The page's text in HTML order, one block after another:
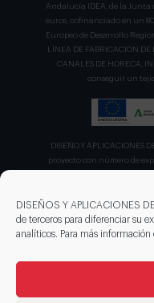
DISEÑOS Y APLICACIONES
de terceros para diferenciar su
analíticos. Para más información
Andalucía IDEA, de la Junta
euros, cofinanciado en un
Europeo de Desarrollo
LÍNEA DE FABRICACION DE
CANALES DE HORECA,
conseguir un
DISEÑO Y APLICACIONES
proyecto con número de
nuevas tecnologías de
sostenibles para
recibiendo en concepto de